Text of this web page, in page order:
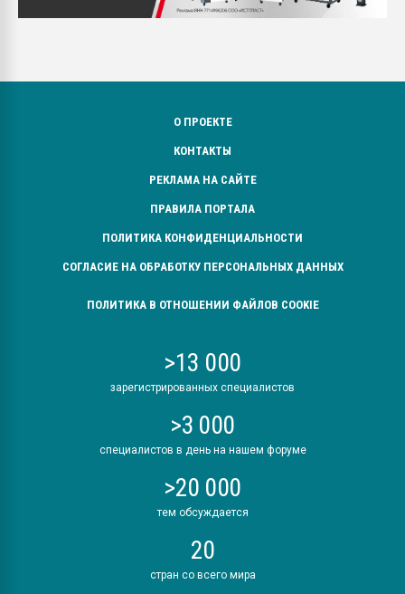
О ПРОЕКТЕ
КОНТАКТЫ
РЕКЛАМА НА САЙТЕ
ПРАВИЛА ПОРТАЛА
ПОЛИТИКА КОНФИДЕНЦИАЛЬНОСТИ
СОГЛАСИЕ НА ОБРАБОТКУ ПЕРСОНАЛЬНЫХ ДАННЫХ
ПОЛИТИКА В ОТНОШЕНИИ ФАЙЛОВ COOKIE
>13 000
зарегистрированных специалистов
>3 000
специалистов в день на нашем форуме
>20 000
тем обсуждается
20
стран со всего мира